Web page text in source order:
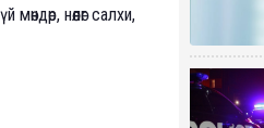
нөөлөг салхи,